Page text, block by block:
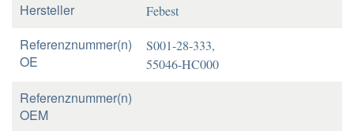
Hersteller Febest
Referenznummer(n)
OE
S001-28-333,
55046-HC000
Referenznummer(n)
OEM